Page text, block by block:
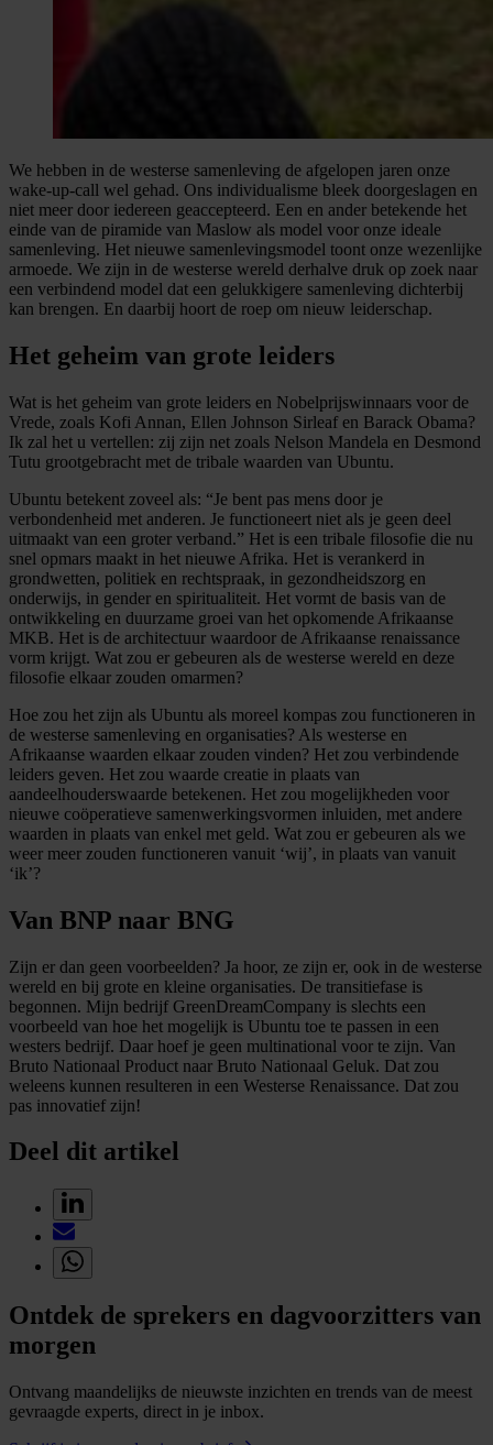
We hebben in de westerse samenleving de afgelopen jaren onze
wake-up-call wel gehad. Ons individualisme bleek doorgeslagen en
niet meer door iedereen geaccepteerd. Een en ander betekende het
einde van de piramide van Maslow als model voor onze ideale
samenleving. Het nieuwe samenlevingsmodel toont onze wezenlijke
armoede. We zijn in de westerse wereld derhalve druk op zoek naar
een verbindend model dat een gelukkigere samenleving dichterbij
kan brengen. En daarbij hoort de roep om nieuw leiderschap.
Het geheim van grote leiders
Wat is het geheim van grote leiders en Nobelprijswinnaars voor de
Vrede, zoals Kofi Annan, Ellen Johnson Sirleaf en Barack Obama?
Ik zal het u vertellen: zij zijn net zoals Nelson Mandela en Desmond
Tutu grootgebracht met de tribale waarden van Ubuntu.
Ubuntu betekent zoveel als: “Je bent pas mens door je
verbondenheid met anderen. Je functioneert niet als je geen deel
uitmaakt van een groter verband.” Het is een tribale filosofie die nu
snel opmars maakt in het nieuwe Afrika. Het is verankerd in
grondwetten, politiek en rechtspraak, in gezondheidszorg en
onderwijs, in gender en spiritualiteit. Het vormt de basis van de
ontwikkeling en duurzame groei van het opkomende Afrikaanse
MKB. Het is de architectuur waardoor de Afrikaanse renaissance
vorm krijgt. Wat zou er gebeuren als de westerse wereld en deze
filosofie elkaar zouden omarmen?
Hoe zou het zijn als Ubuntu als moreel kompas zou functioneren in
de westerse samenleving en organisaties? Als westerse en
Afrikaanse waarden elkaar zouden vinden? Het zou verbindende
leiders geven. Het zou waarde creatie in plaats van
aandeelhouderswaarde betekenen. Het zou mogelijkheden voor
nieuwe coöperatieve samenwerkingsvormen inluiden, met andere
waarden in plaats van enkel met geld. Wat zou er gebeuren als we
weer meer zouden functioneren vanuit ‘wij’, in plaats van vanuit
‘ik’?
Van BNP naar BNG
Zijn er dan geen voorbeelden? Ja hoor, ze zijn er, ook in de westerse
wereld en bij grote en kleine organisaties. De transitiefase is
begonnen. Mijn bedrijf GreenDreamCompany is slechts een
voorbeeld van hoe het mogelijk is Ubuntu toe te passen in een
westers bedrijf. Daar hoef je geen multinational voor te zijn. Van
Bruto Nationaal Product naar Bruto Nationaal Geluk. Dat zou
weleens kunnen resulteren in een Westerse Renaissance. Dat zou
pas innovatief zijn!
Deel dit artikel
Ontdek de sprekers en dagvoorzitters van
morgen
Ontvang maandelijks de nieuwste inzichten en trends van de meest
gevraagde experts, direct in je inbox.